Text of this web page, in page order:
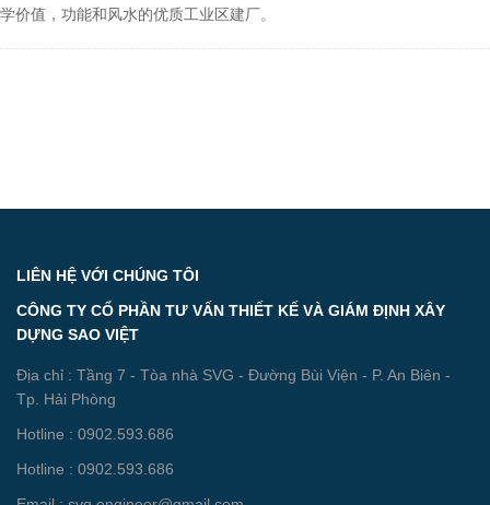
学价值，功能和风水的优质工业区建厂。
LIÊN HỆ VỚI CHÚNG TÔI
CÔNG TY CỔ PHẦN TƯ VẤN THIẾT KẾ VÀ GIÁM ĐỊNH XÂY
DỰNG SAO VIỆT
Địa chỉ : Tầng 7 - Tòa nhà SVG - Đường Bùi Viện - P. An Biên -
Tp. Hải Phòng
Hotline : 0902.593.686
Hotline : 0902.593.686